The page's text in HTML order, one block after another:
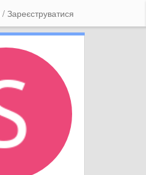
/ Зареєструватися